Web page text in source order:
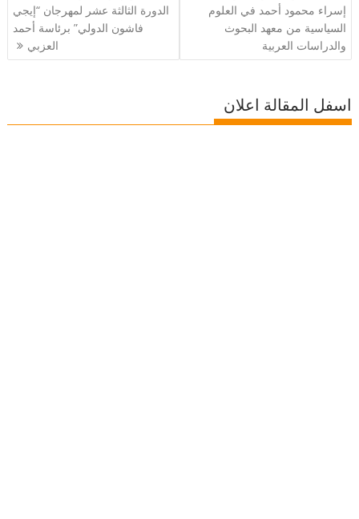
المقالات
إسراء محمود أحمد في العلوم
السياسية من معهد البحوث
والدراسات العربية
الدورة الثالثة عشر لمهرجان “إيجي
فاشون الدولي” برئاسة أحمد
العزبي
اسفل المقالة اعلان